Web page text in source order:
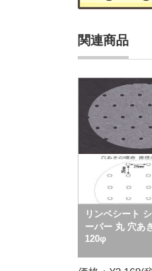
関連商品
リンベシート
ーパー 丸 穴あ
120φ